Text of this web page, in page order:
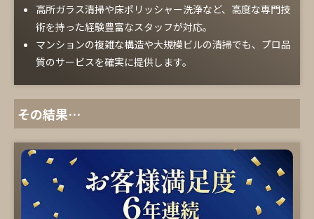
高所ガラス清掃や床ポリッシャー洗浄など、高度な専門技
術を持った経験豊富なスタッフが対応。
マンションの複雑な構造や大規模ビルの清掃でも、プロ品
質のサービスを確実に提供します。
その結果…